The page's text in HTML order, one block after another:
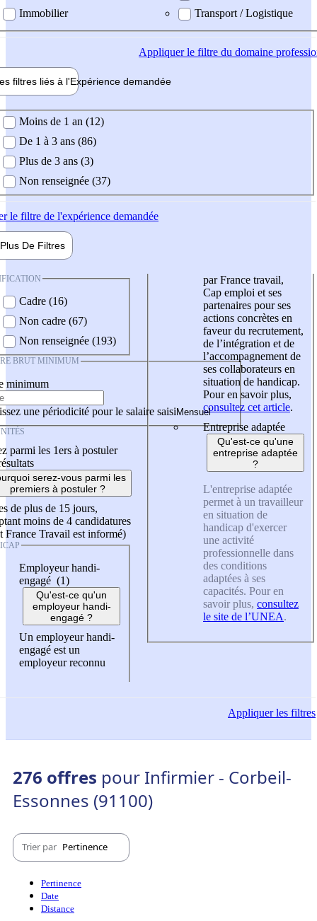
Immobilier
Transport / Logistique
Appliquerle filtre du domaine
filtres liés à l'Expérience demandée
demandée
Moins de 1 an (12)
De 1 à 3 ans (86)
Plus de 3 ans (3)
Non renseignée (37)
le filtre de l'expérience demandée
Plus De Filtres
Cadre (16)
Non cadre (67)
Non renseignée (193)
BRUT MINIMUM
minimum
une périodicité pour le salaire saisi
parmi les 1ers à postuler
serez-vous parmi les
premiers à postuler ?
de plus de 15 jours,
moins de 4 candidatures
France Travail est informé)
Employeur handi-
engagé (1)
Qu'est-ce qu'un
employeur handi-
engagé ?
Un employeur handi-
engagé est un
employeur reconnu
par France travail,
Cap emploi et ses
partenaires pour ses
actions concrètes en
faveur du recrutement,
de l’intégration et de
l’accompagnement de
ses collaborateurs en
situation de handicap.
Pour en savoir plus,
consultez cet article.
Entreprise adaptée
Qu'est-ce qu'une
entreprise adaptée
?
L'entreprise adaptée
permet à un travailleur
en situation de
handicap d'exercer
une activité
professionnelle dans
des conditions
adaptées à ses
capacités. Pour en
savoir plus, consultez
le site de l’UNEA.
Appliquerles filtres
276 offres pour Infirmier - Corbeil-
Essonnes (91100)
Trier par Pertinence
Pertinence
Date
Distance